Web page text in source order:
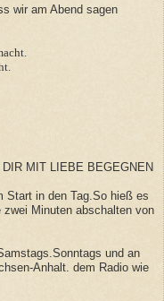
wir am Abend sagen
MIT LIEBE BEGEGNEN
Start in den Tag.So hieß es
Minuten abschalten von
und an
Anhalt. dem Radio wie